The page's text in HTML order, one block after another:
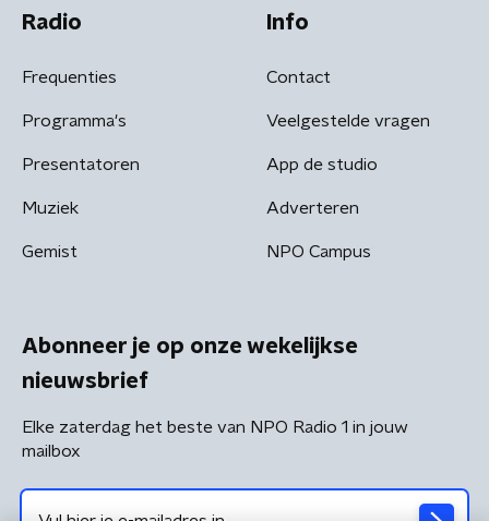
Radio
Frequenties
Programma's
Presentatoren
Muziek
Gemist
Info
Contact
Veelgestelde vragen
App de studio
Adverteren
NPO Campus
Abonneer je op onze wekelijkse
nieuwsbrief
Elke zaterdag het beste van NPO Radio 1 in jouw
mailbox